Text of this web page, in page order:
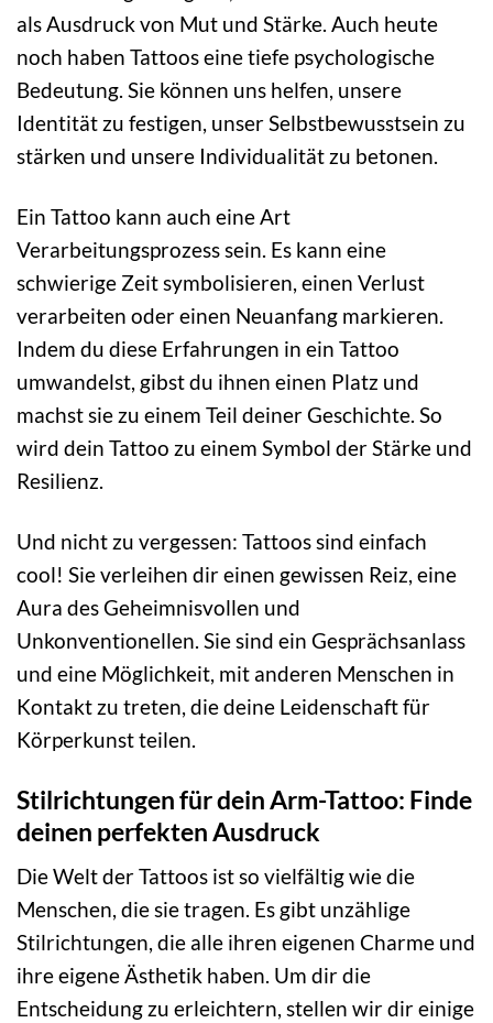
als Ausdruck von Mut und Stärke. Auch heute
noch haben Tattoos eine tiefe psychologische
Bedeutung. Sie können uns helfen, unsere
Identität zu festigen, unser Selbstbewusstsein zu
stärken und unsere Individualität zu betonen.
Ein Tattoo kann auch eine Art
Verarbeitungsprozess sein. Es kann eine
schwierige Zeit symbolisieren, einen Verlust
verarbeiten oder einen Neuanfang markieren.
Indem du diese Erfahrungen in ein Tattoo
umwandelst, gibst du ihnen einen Platz und
machst sie zu einem Teil deiner Geschichte. So
wird dein Tattoo zu einem Symbol der Stärke und
Resilienz.
Und nicht zu vergessen: Tattoos sind einfach
cool! Sie verleihen dir einen gewissen Reiz, eine
Aura des Geheimnisvollen und
Unkonventionellen. Sie sind ein Gesprächsanlass
und eine Möglichkeit, mit anderen Menschen in
Kontakt zu treten, die deine Leidenschaft für
Körperkunst teilen.
Stilrichtungen für dein Arm-Tattoo: Finde
deinen perfekten Ausdruck
Die Welt der Tattoos ist so vielfältig wie die
Menschen, die sie tragen. Es gibt unzählige
Stilrichtungen, die alle ihren eigenen Charme und
ihre eigene Ästhetik haben. Um dir die
Entscheidung zu erleichtern, stellen wir dir einige